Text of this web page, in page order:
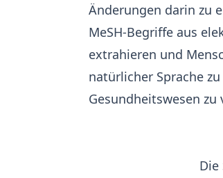
Änderungen darin zu
MeSH-Begriffe aus
extrahieren und
natürlicher Sprache
Gesundheitswesen zu
Die